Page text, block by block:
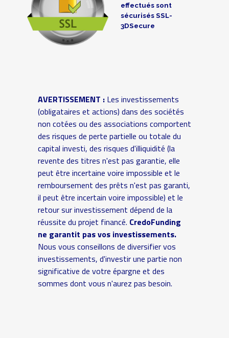
effectués sont
sécurisés SSL-
3DSecure
AVERTISSEMENT :Les investissements
(obligataires et actions) dans des sociétés
non cotées ou des associations comportent
des risques de perte partielle ou totale du
capital investi, des risques d'illiquidité (la
revente des titres n'est pas garantie, elle
peut être incertaine voire impossible et le
remboursement des prêts n'est pas garanti,
il peut être incertain voire impossible) et le
retour sur investissement dépend de la
réussite du projet financé. CredoFunding
ne garantit pas vos investissements.
Nous vous conseillons de diversifier vos
investissements, d'investir une partie non
significative de votre épargne et des
sommes dont vous n'aurez pas besoin.